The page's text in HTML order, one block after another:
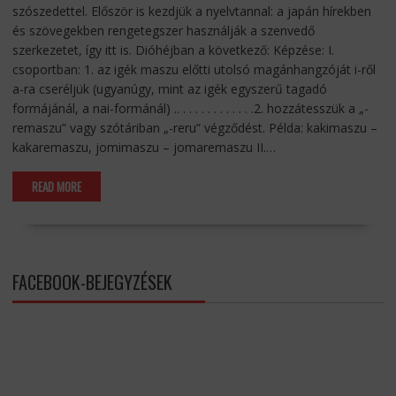
szószedettel. Először is kezdjük a nyelvtannal: a japán hírekben
és szövegekben rengetegszer használják a szenvedő
szerkezetet, így itt is. Dióhéjban a következő: Képzése: I.
csoportban: 1. az igék maszu előtti utolsó magánhangzóját i-ről
a-ra cseréljük (ugyanúgy, mint az igék egyszerű tagadó
formájánál, a nai-formánál) .. . . . . . . . . . . . .2. hozzátesszük a „-
remaszu” vagy szótáriban „-reru” végződést. Példa: kakimaszu –
kakaremaszu, jomimaszu – jomaremaszu II.…
READ MORE
FACEBOOK-BEJEGYZÉSEK